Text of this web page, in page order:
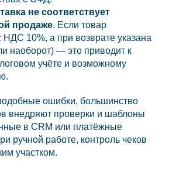
не соответствует
продаже. Если товар
НДС 10%, а при возврате указана
наоборот) — это приводит к
учёте и возможному
ошибки, большинство
внедряют проверки и шаблоны
в CRM или платёжные
ручной работе, контроль чеков
участком.